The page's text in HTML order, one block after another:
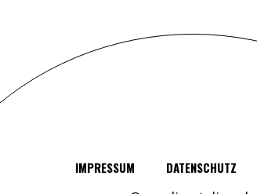
IMPRESSUM DATENSCHUTZ